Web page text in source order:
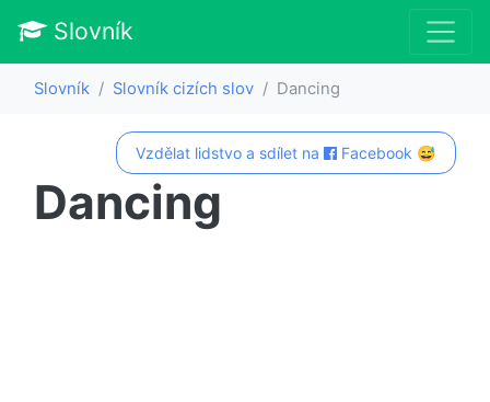
Slovník
Slovník Slovník cizích slov Dancing
Vzdělat lidstvo a sdílet na Facebook 😅
Dancing